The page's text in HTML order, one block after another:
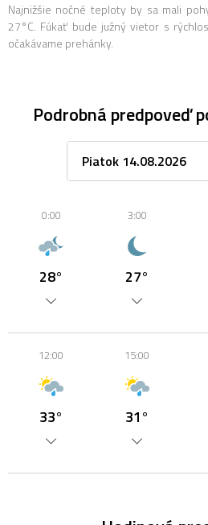
Najnižšie nočné teploty by sa mali
27°C. Fúkať bude južný vietor s
očakávame prehánky.
Podrobná predpoveď
0:00
28°
3:00
27°
12:00
33°
15:00
31°